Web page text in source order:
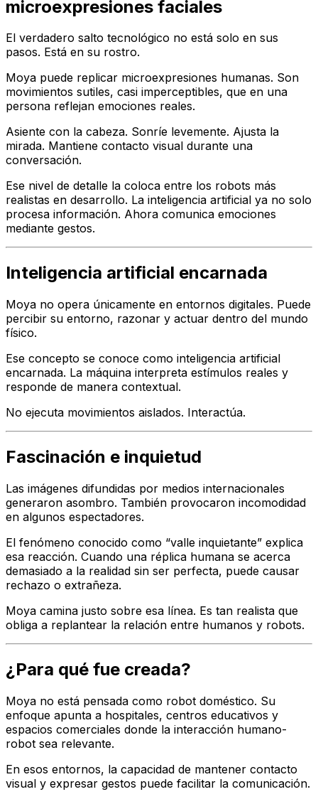
microexpresiones faciales
El verdadero salto tecnológico no está solo en sus
pasos. Está en su rostro.
Moya puede replicar microexpresiones humanas. Son
movimientos sutiles, casi imperceptibles, que en una
persona reflejan emociones reales.
Asiente con la cabeza. Sonríe levemente. Ajusta la
mirada. Mantiene contacto visual durante una
conversación.
Ese nivel de detalle la coloca entre los robots más
realistas en desarrollo. La inteligencia artificial ya no solo
procesa información. Ahora comunica emociones
mediante gestos.
Inteligencia artificial encarnada
Moya no opera únicamente en entornos digitales. Puede
percibir su entorno, razonar y actuar dentro del mundo
físico.
Ese concepto se conoce como inteligencia artificial
encarnada. La máquina interpreta estímulos reales y
responde de manera contextual.
No ejecuta movimientos aislados. Interactúa.
Fascinación e inquietud
Las imágenes difundidas por medios internacionales
generaron asombro. También provocaron incomodidad
en algunos espectadores.
El fenómeno conocido como “valle inquietante” explica
esa reacción. Cuando una réplica humana se acerca
demasiado a la realidad sin ser perfecta, puede causar
rechazo o extrañeza.
Moya camina justo sobre esa línea. Es tan realista que
obliga a replantear la relación entre humanos y robots.
¿Para qué fue creada?
Moya no está pensada como robot doméstico. Su
enfoque apunta a hospitales, centros educativos y
espacios comerciales donde la interacción humano-
robot sea relevante.
En esos entornos, la capacidad de mantener contacto
visual y expresar gestos puede facilitar la comunicación.